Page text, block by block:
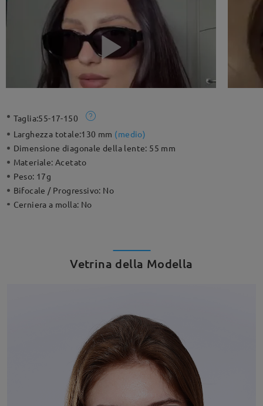
Taglia:55-17-150
Larghezza totale:130 mm (medio)
Dimensione diagonale della lente: 55 mm
Materiale:Acetato
Peso: 17g
Bifocale / Progressivo: No
Cerniera a molla: No
Vetrina della Modella